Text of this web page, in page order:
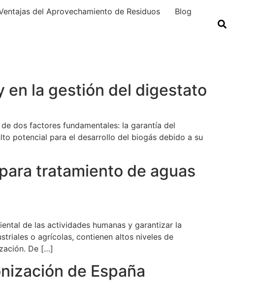
del Aprovechamiento de Residuos Blog
en la gestión del digestato
dos factores fundamentales: la garantía del
potencial para el desarrollo del biogás debido a su
tratamiento de aguas
de las actividades humanas y garantizar la
o agrícolas, contienen altos niveles de
De […]
de España